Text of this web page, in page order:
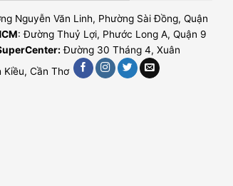
Nguyễn Văn Linh, Phường Sài Đồng, Quận
: Đường Thuỷ Lợi, Phước Long A, Quận 9
Đường 30 Tháng 4, Xuân
Kiều, Cần Thơ